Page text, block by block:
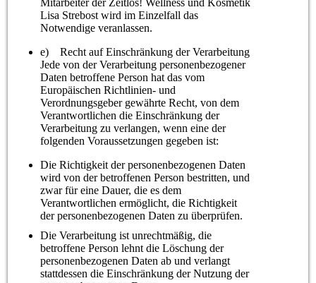
Lisa Strebost wird im Einzelfall das
Notwendige veranlassen.
e) Recht auf Einschränkung der Verarbeitung
Jede von der Verarbeitung personenbezogener
Daten betroffene Person hat das vom
Europäischen Richtlinien- und
Verordnungsgeber gewährte Recht, von dem
Verantwortlichen die Einschränkung der
Verarbeitung zu verlangen, wenn eine der
folgenden Voraussetzungen gegeben ist:
Die Richtigkeit der personenbezogenen Daten
wird von der betroffenen Person bestritten, und
zwar für eine Dauer, die es dem
Verantwortlichen ermöglicht, die Richtigkeit
der personenbezogenen Daten zu überprüfen.
Die Verarbeitung ist unrechtmäßig, die
betroffene Person lehnt die Löschung der
personenbezogenen Daten ab und verlangt
stattdessen die Einschränkung der Nutzung der